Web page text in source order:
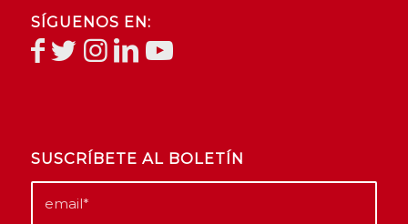
SÍGUENOS EN:
SUSCRÍBETE AL BOLETÍN